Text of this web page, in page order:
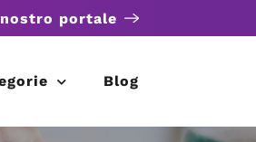
portale
Blog